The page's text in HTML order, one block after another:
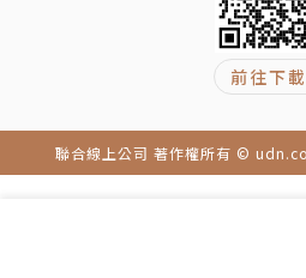
圣严法师（1930-2009年）
圣严法师1930年生于江苏南通
后因战乱投身军旅，十年后再
浓闭关六年，随后留学日本，
于2005年开创继起汉传禅佛
前往下載
聯合線上公司 著作權所有 ©